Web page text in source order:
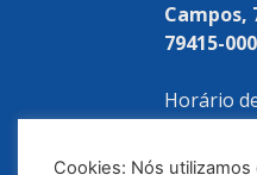
Campos,
79415-
Horário
Cookies: Nós utilizamos